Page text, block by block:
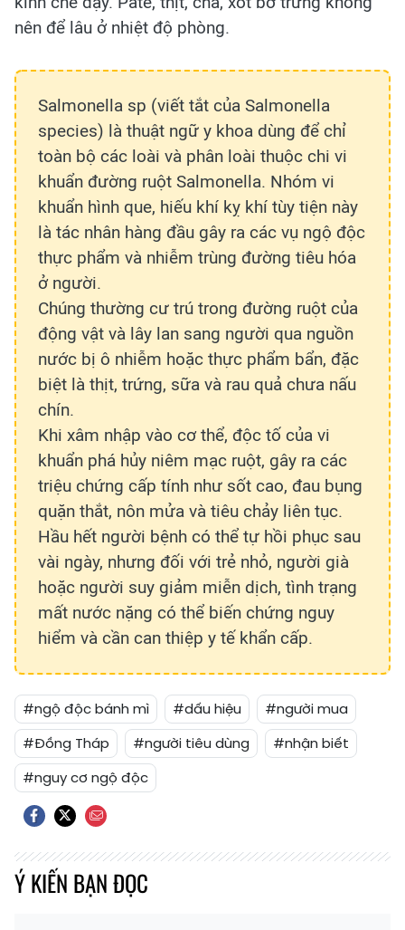
nên để lâu ở nhiệt độ phòng.
Salmonella sp (viết tắt của Salmonella
species) là thuật ngữ y khoa dùng để chỉ
toàn bộ các loài và phân loài thuộc chi vi
khuẩn đường ruột Salmonella. Nhóm vi
khuẩn hình que, hiếu khí kỵ khí tùy tiện này
là tác nhân hàng đầu gây ra các vụ ngộ độc
thực phẩm và nhiễm trùng đường tiêu hóa
ở người.
Chúng thường cư trú trong đường ruột của
động vật và lây lan sang người qua nguồn
nước bị ô nhiễm hoặc thực phẩm bẩn, đặc
biệt là thịt, trứng, sữa và rau quả chưa nấu
chín.
Khi xâm nhập vào cơ thể, độc tố của vi
khuẩn phá hủy niêm mạc ruột, gây ra các
triệu chứng cấp tính như sốt cao, đau bụng
quặn thắt, nôn mửa và tiêu chảy liên tục.
Hầu hết người bệnh có thể tự hồi phục sau
vài ngày, nhưng đối với trẻ nhỏ, người già
hoặc người suy giảm miễn dịch, tình trạng
mất nước nặng có thể biến chứng nguy
hiểm và cần can thiệp y tế khẩn cấp.
#ngộ độc bánh mì #dấu hiệu
#người mua
#Đồng Tháp
#người tiêu dùng
#nhận biết
#nguy cơ ngộ độc
Ý KIẾN BẠN ĐỌC